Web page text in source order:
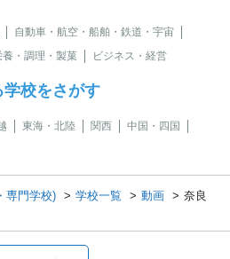
自動車・航空・船舶・鉄道・宇宙
養・調理・製菓 ビジネス・経営
校をさがす
東海・北陸 関西
中国・四国
専門学校) 学校一覧 動画
奈良